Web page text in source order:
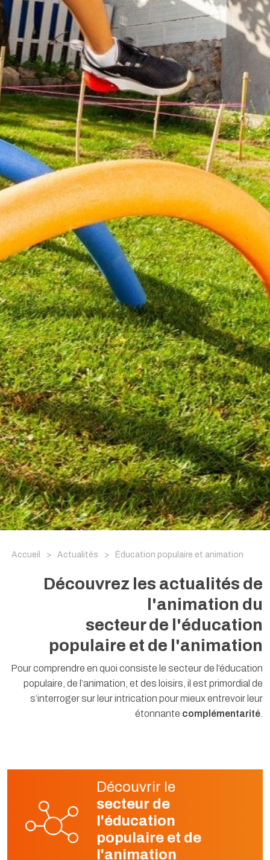
Accueil > Actualités > Éducation populaire et animation
Découvrez les actualités de
l'animation du
secteur de l'éducation
populaire et de l'animation
Pour comprendre en quoi consiste le secteur de l’éducation
populaire, de l’animation, et des loisirs, il est primordial de
s’interroger sur leur intrication pour mieux entrevoir leur
étonnante complémentarité
Découvrir le
secteur de
l'éducation
populaire et de
l'animation